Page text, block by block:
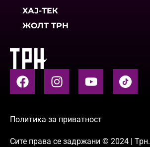
ХАЈ-ТЕК
ЖОЛТ ТРН
Политика за приватност
Сите права се задржани © 2024 |